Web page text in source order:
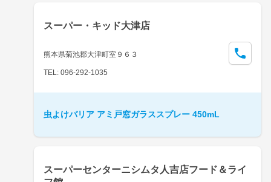
スーパー・キッド大津店
熊本県菊池郡大津町室９６３
TEL: 096-292-1035
虫よけバリア アミ戸窓ガラススプレー 450mL
スーパーセンターニシムタ人吉店フード＆ライ